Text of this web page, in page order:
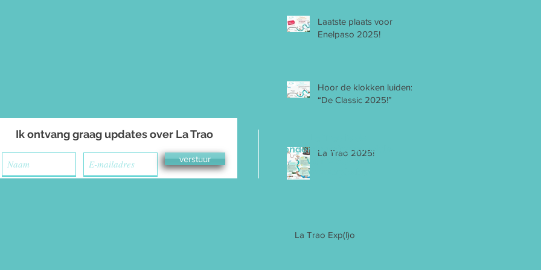
Laatste plaats voor
Enelpaso 2025!
Hoor de klokken luiden:
“De Classic 2025!”
La Trao 2025!
La Trao Exp(l)o
Ik ontvang graag updates over La Trao
verstuur
ondersteuningsmodule
van Xplo vzw
www.xplo.be